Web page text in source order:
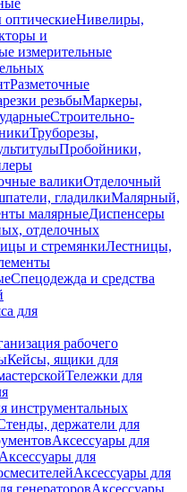
Нивелиры,
и
измерительные
Разметочные
резьбыМаркеры,
Строительно-
Труборезы,
Пробойники,
валикиОтделочный
гладилкиМалярный,
малярныеДиспенсеры
отделочных
и стремянкиЛестницы,
Спецодежда и средства
для
рабочего
Кейсы, ящики для
Тележки для
инструментальных
держатели для
Аксессуары для
Аксессуары для
Аксессуары для
генераторовАксессуары